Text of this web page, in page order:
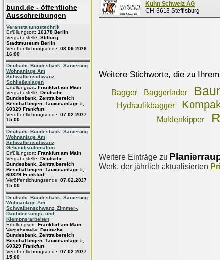
bund.de - öffentliche
Ausschreibungen
Veranstaltungstechnik
Erfüllungsort: 10178 Berlin
Vergabestelle: Stiftung
Stadtmuseum Berlin
Veröffentlichungsende: 08.09.2026
16:00
Deutsche Bundesbank, Sanierung
Wohnanlage Am
Schwalbenschwanz,
Schließanlagen
Erfüllungsort: Frankfurt am Main
Vergabestelle: Deutsche
Bundesbank, Zentralbereich
Beschaffungen, Taunusanlage 5,
60329 Frankfurt
Veröffentlichungsende: 07.02.2027
15:00
Deutsche Bundesbank, Sanierung
Wohnanlage Am
Schwalbenschwanz,
Gebäudeautomation
Erfüllungsort: Frankfurt am Main
Vergabestelle: Deutsche
Bundesbank, Zentralbereich
Beschaffungen, Taunusanlage 5,
60329 Frankfurt
Veröffentlichungsende: 07.02.2027
15:00
Deutsche Bundesbank, Sanierung
Wohnanlage Am
Schwalbenschwanz, Zimmer-,
Dachdeckungs- und
Klempnerarbeiten
Erfüllungsort: Frankfurt am Main
Vergabestelle: Deutsche
Bundesbank, Zentralbereich
Beschaffungen, Taunusanlage 5,
60329 Frankfurt
Veröffentlichungsende: 07.02.2027
15:00
Kuhn Schweiz AG
CH-3613 Steffisburg
Weitere Stichworte, die zu
Bagger Baggerlader
Hydraulikbagger
Muldenkipper
Weitere Einträge zu
Werk, der jährlich aktualisierten